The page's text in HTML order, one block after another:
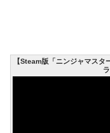
【Steam版「ニンジャマス